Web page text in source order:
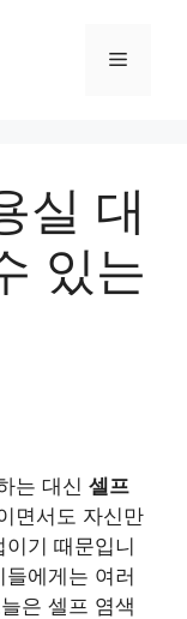
Menu
실 대
있는
는 대신 셀프
면서도 자신만
기 때문입니
에게는 여러
은 셀프 염색